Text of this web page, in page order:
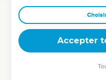
sont mûrs. »
L'ange jeta sa faucille
la terre et versa cette
colère de Dieu.
Le raisin fut écrasé dans
Accepter